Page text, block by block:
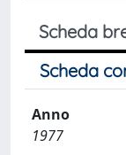
Scheda
Scheda
Anno
1977